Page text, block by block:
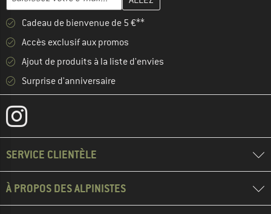
Cadeau de bienvenue de 5 €**
Accès exclusif aux promos
Ajout de produits à la liste d'envies
Surprise d'anniversaire
SERVICE CLIENTÈLE
À PROPOS DES ALPINISTES